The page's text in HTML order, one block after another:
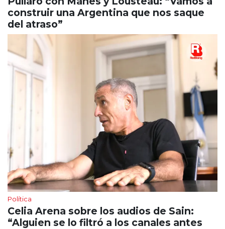
construir una Argentina que nos saque
del atraso”
Política
Celia Arena sobre los audios de Sain:
“Alguien se lo filtró a los canales antes